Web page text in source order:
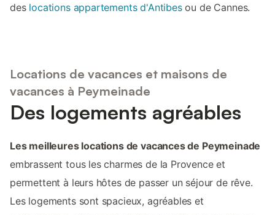
des locations appartements d'Antibesou de Cannes.
Locations de vacances et maisons de
vacances à Peymeinade
Des logements agréables
Les meilleures locations de vacances de Peymeinade
embrassent tous les charmes de la Provence et
permettent à leurs hôtes de passer un séjour de rêve.
Les logements sont spacieux, agréables et